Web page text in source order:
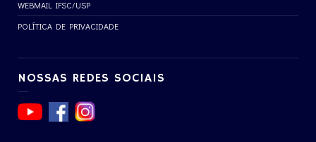
WEBMAIL IFSC/USP
POLÍTICA DE PRIVACIDADE
NOSSAS REDES SOCIAIS